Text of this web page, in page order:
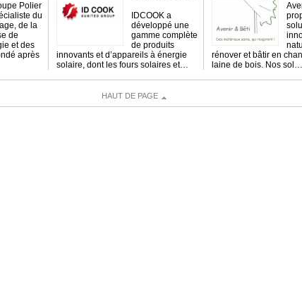
Polier
du
de la
de
et des
après
IDCOOK a
développé une
gamme complète
de produits
innovants et d’appareils à énergie
solaire, dont les fours solaires et…
rénover et bâtir en
laine de bois. Nos sol…
HAUT DE PAGE